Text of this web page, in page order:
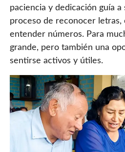
paciencia y dedicación guía a
proceso de reconocer
entender números. Para
grande, pero también una
sentirse activos y útiles.